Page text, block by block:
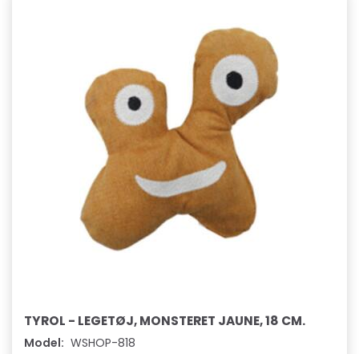
TYROL - LEGETØJ, MONSTERET JAUNE, 18 CM.
Model: WSHOP-818